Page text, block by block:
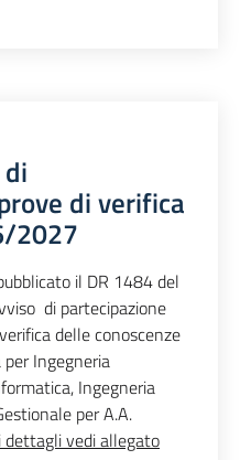
di verifica
2027
il DR 1484 del
di partecipazione
delle conoscenze
per Ingegneria
Ingegneria
per A.A.
dettagli vedi allegato